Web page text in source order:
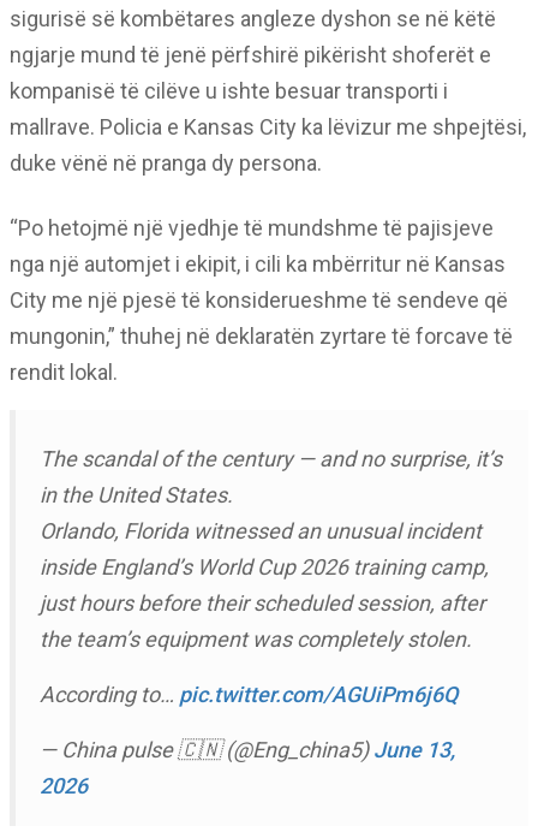
sigurisë së kombëtares angleze dyshon se në këtë
ngjarje mund të jenë përfshirë pikërisht shoferët e
kompanisë të cilëve u ishte besuar transporti i
mallrave. Policia e Kansas City ka lëvizur me shpejtësi,
duke vënë në pranga dy persona.
“Po hetojmë një vjedhje të mundshme të pajisjeve
nga një automjet i ekipit, i cili ka mbërritur në Kansas
City me një pjesë të konsiderueshme të sendeve që
mungonin,” thuhej në deklaratën zyrtare të forcave të
rendit lokal.
The scandal of the century — and no surprise, it’s
in the United States.
Orlando, Florida witnessed an unusual incident
inside England’s World Cup 2026 training camp,
just hours before their scheduled session, after
the team’s equipment was completely stolen.
According to… pic.twitter.com/AGUiPm6j6Q
— China pulse 🇨🇳 (@Eng_china5)June 13,
2026